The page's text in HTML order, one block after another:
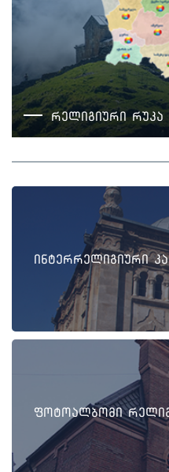
რელიგიური რუკა
ინტერრელიგიური
ფოტოალბომი